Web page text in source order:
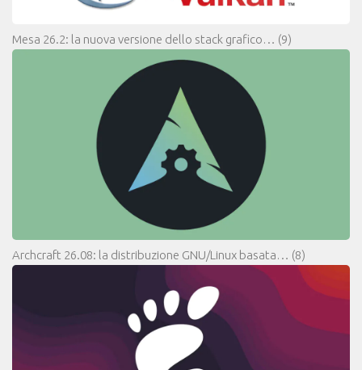
Mesa 26.2: la nuova versione dello stack grafico… (9)
Archcraft 26.08: la distribuzione GNU/Linux basata… (8)